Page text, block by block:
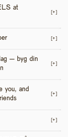
at
[+]
[+]
– byg din
[+]
you, and
[+]
[+]